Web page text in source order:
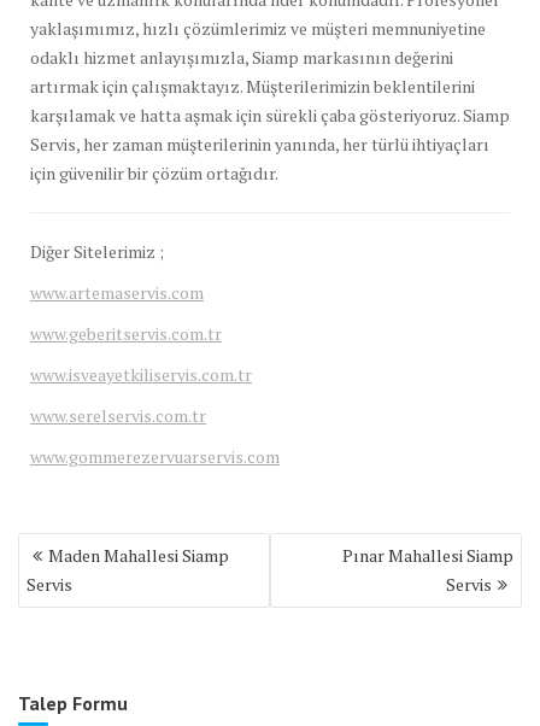
yaklaşımımız, hızlı çözümlerimiz ve müşteri memnuniyetine
odaklı hizmet anlayışımızla, Siamp markasının değerini
artırmak için çalışmaktayız. Müşterilerimizin beklentilerini
karşılamak ve hatta aşmak için sürekli çaba gösteriyoruz. Siamp
Servis, her zaman müşterilerinin yanında, her türlü ihtiyaçları
için güvenilir bir çözüm ortağıdır.
Diğer Sitelerimiz ;
www.artemaservis.com
www.geberitservis.com.tr
www.isveayetkiliservis.com.tr
www.serelservis.com.tr
www.gommerezervuarservis.com
Yazı
gezinmesi
Maden Mahallesi Siamp
Servis
Pınar Mahallesi Siamp
Servis
Talep Formu